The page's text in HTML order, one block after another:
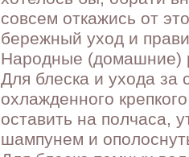
совсем откажись от
бережный уход и
Народные (домашние)
Для блеска и ухода
охлажденного
оставить на полчаса,
шампунем и